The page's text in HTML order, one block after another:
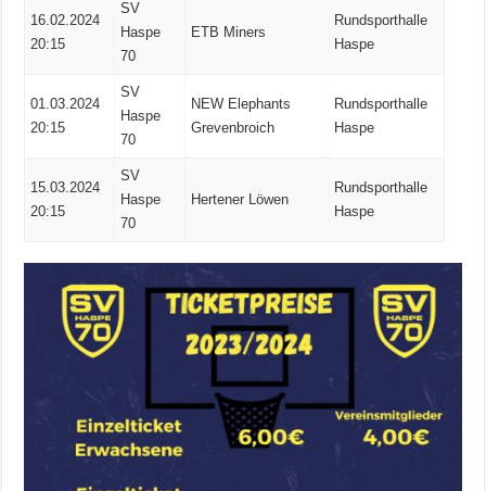
16.02.2024
20:15
SV
Haspe
70
ETB Miners
Rundsporthalle
Haspe
01.03.2024
20:15
SV
Haspe
70
NEW Elephants
Grevenbroich
Rundsporthalle
Haspe
15.03.2024
20:15
SV
Haspe
70
Hertener Löwen
Rundsporthalle
Haspe